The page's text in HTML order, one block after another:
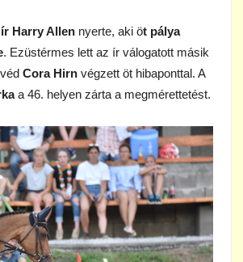
Harry Allen nyerte, aki öt pálya
. Ezüstérmes lett az ír válogatott másik
Cora Hirn végzett öt hibaponttal. A
a 46. helyen zárta a megmérettetést.